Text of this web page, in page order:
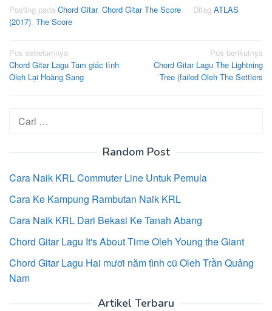
Posting pada Chord Gitar, Chord Gitar The Score Ditag ATLAS
(2017), The Score
Navigasi
pos
Pos sebelumnya
Chord Gitar Lagu Tam giác tình
Oleh Lại Hoàng Sang
Pos berikutnya
Chord Gitar Lagu The Lightning
Tree (failed Oleh The Settlers
Cari
untuk:
Random Post
Cara Naik KRL Commuter Line Untuk Pemula
Cara Ke Kampung Rambutan Naik KRL
Cara Naik KRL Dari Bekasi Ke Tanah Abang
Chord Gitar Lagu It's About Time Oleh Young the Giant
Chord Gitar Lagu Hai mươi năm tình cũ Oleh Trần Quảng
Nam
Artikel Terbaru